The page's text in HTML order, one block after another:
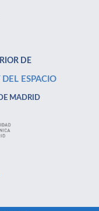
DE
ESPACIO
MADRID